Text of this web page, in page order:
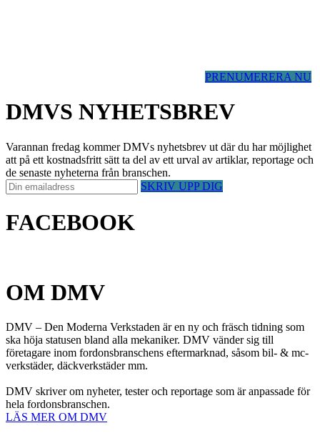
PRENUMERERA NU
DMVS NYHETSBREV
Varannan fredag kommer DMVs nyhetsbrev ut där du har möjlighet
att på ett kostnadsfritt sätt ta del av ett urval av artiklar, reportage och
de senaste nyheterna från branschen.
SKRIV UPP DIG
FACEBOOK
OM DMV
DMV – Den Moderna Verkstaden är en ny och fräsch tidning som
ska höja statusen bland alla mekaniker. DMV vänder sig till
företagare inom fordonsbranschens eftermarknad, såsom bil- & mc-
verkstäder, däckverkstäder mm.
DMV skriver om nyheter, tester och reportage som är anpassade för
hela fordonsbranschen.
LÄS MER OM DMV